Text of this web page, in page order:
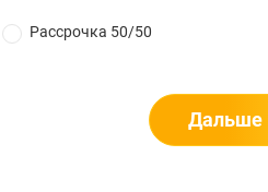
Рассрочка 50/50
Дальше